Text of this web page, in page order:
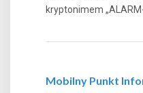
kryptonimem
Mobilny Punkt